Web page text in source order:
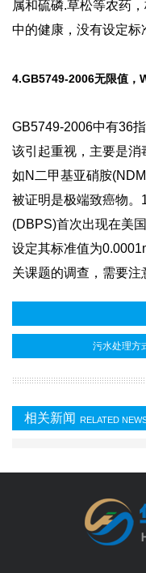
属和硫磷.草松等农药
中的健康，没有设定标
4.GB5749-2006无限值，
GB5749-2006中有36
该引起重视，主要是消
如N二甲基亚硝胺
被证明是极端致癌物
(DBPS)首次出现在美
设定其标准值为
关课题的调查，需要注
污水处理方
相关新闻 RELATED